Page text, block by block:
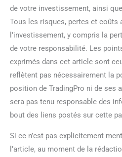
de votre investissement, ainsi
Tous les risques, pertes et coûts
l’investissement, y compris la
de votre responsabilité. Les
exprimés dans cet article sont
reflètent pas nécessairement la
position de TradingPro ni de ses
sera pas tenu responsable des
bout des liens postés sur cette
Si ce n’est pas explicitement
l’article, au moment de la